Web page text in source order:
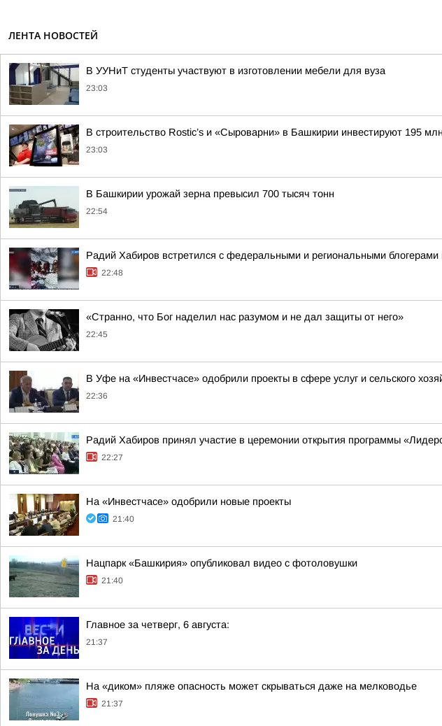
ЛЕНТА НОВОСТЕЙ
В УУНиТ студенты участвуют в изготовлении мебели для вуза
23:03
В строительство Rostic’s и «Сыроварни» в Башкирии инвестируют 195 млн
23:03
В Башкирии урожай зерна превысил 700 тысяч тонн
22:54
Радий Хабиров встретился с федеральными и региональными блогерами
22:48
«Странно, что Бог наделил нас разумом и не дал защиты от него»
22:45
В Уфе на «Инвестчасе» одобрили проекты в сфере услуг и сельского
22:36
Радий Хабиров принял участие в церемонии открытия программы
22:27
На «Инвестчасе» одобрили новые проекты
21:40
Нацпарк «Башкирия» опубликовал видео с фотоловушки
21:40
Главное за четверг, 6 августа:
21:37
На «диком» пляже опасность может скрываться даже на мелководье
21:37